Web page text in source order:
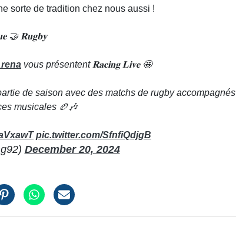
sorte de tradition chez nous aussi !
🤝 𝐑𝐮𝐠𝐛𝐲
vous présentent 𝐑𝐚𝐜𝐢𝐧𝐠 𝐋𝐢𝐯𝐞 🤩
de saison avec des matchs de rugby accompagnés
musicales 🏉🎶
pic.twitter.com/SfnfiQdjgB
December 20, 2024